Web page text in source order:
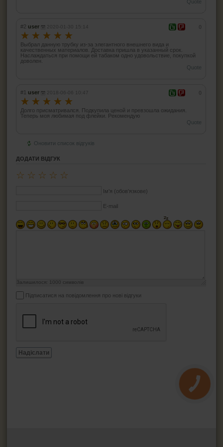
Quote
#2 user
☆ ☆ ☆ ☆ ☆
Выбрал данную трубку из-за элегантного внешнего вида и
качественных материалов. Доставка пришла в указанный срок.
Наслаждаться при помощи ей табаком одно удовольствие, покупкой
доволен.
Quote
#1 user 2018-06-06 10:47
☆ ☆ ☆ ☆ ☆
Долго присматривался. Подкупила ценой и превзошла ожидания.
Теперь моя любимая под флейки. Рекомендую
Quote
Оновити список відгуків
ДОДАТИ ВІДГУК
☆
☆
☆
☆
☆
Ім'я (обов'язкове)
E-mail
Залишилося: 1000 символів
Підписатися на повідомлення про нові відгуки
Надіслати
КНОПКА
ЗВ'ЯЗКУ